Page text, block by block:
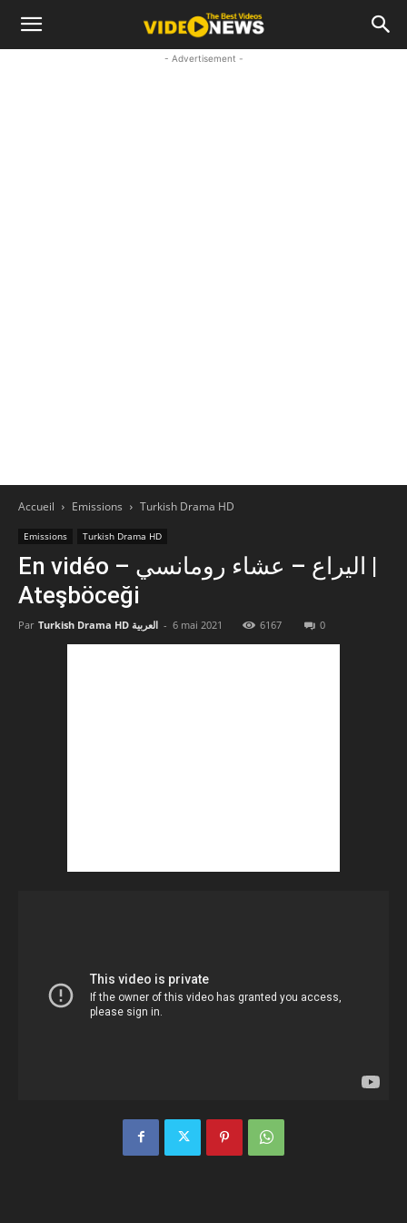
- Advertisement -
Accueil Emissions Turkish Drama HD
Emissions Turkish Drama HD
En vidéo – اليراع – عشاء رومانسي |
Ateşböceği
Par Turkish Drama HD العربية - 6 mai 2021 6167 0